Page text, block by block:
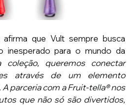
que Vult sempre busca
inesperado para o mundo da
coleção, queremos conectar
através de um elemento
parceria com a Fruit-tella® nos
que não só são divertidos,